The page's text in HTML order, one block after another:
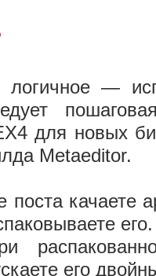
—
для новых
Metaeditor.
поста качаете
его.
его